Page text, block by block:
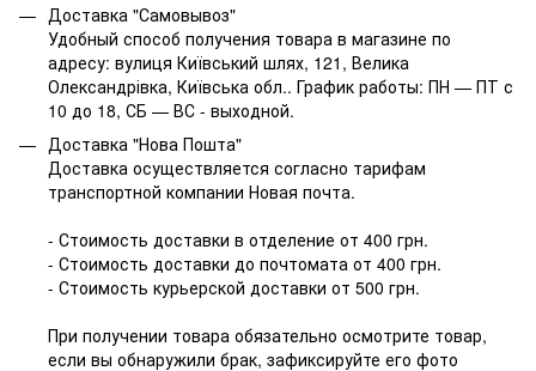
Доставка "Самовывоз"
Удобный способ получения товара в магазине по
адресу: вулиця Київський шлях, 121, Велика
Олександрівка, Київська обл.. График работы: ПН — ПТ с
10 до 18, СБ — ВС - выходной.
Доставка "Нова Пошта"
Доставка осуществляется согласно тарифам
транспортной компании Новая почта.
- Стоимость доставки в отделение от 400 грн.
- Стоимость доставки до почтомата от 400 грн.
- Стоимость курьерской доставки от 500 грн.
При получении товара обязательно осмотрите товар,
если вы обнаружили брак, зафиксируйте его фото